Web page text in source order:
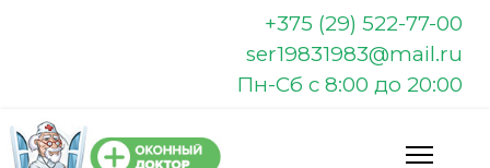
+375 (29) 522-77-00
ser19831983@mail.ru
Пн-Сб с 8:00 до 20:00